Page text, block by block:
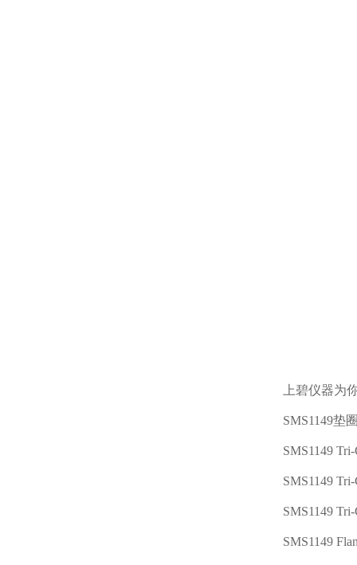
上碧仪器为
SMS1149垫
SMS1149
SMS1149
SMS1149
SMS1149